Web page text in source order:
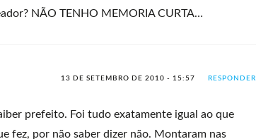
NÃO TENHO MEMORIA CURTA…
13 DE SETEMBRO DE 2010 - 15:57 RESPONDER
prefeito. Foi tudo exatamente igual ao que
fez, por não saber dizer não. Montaram nas